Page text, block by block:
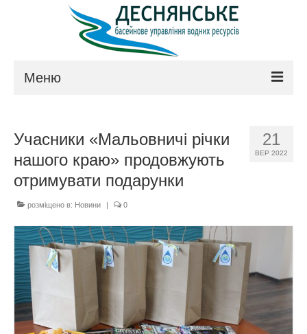
Меню
Керівництво
Положення
Структура
Технічна рада
Законодавство
Контакти
Діяльність
21
ВЕР 2022
Учасники «Мальовничі річки
нашого краю» продовжують
отримувати подарунки
розміщено в: Новини | 0